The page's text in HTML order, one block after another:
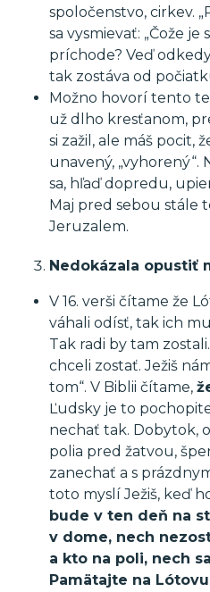
spoločenstvo, cirkev.
sa vysmievať: „Čože je
príchode? Veď
tak zostáva od
Možno hovorí tento
už dlho kresťanom,
si zažil, ale máš pocit,
unavený, „vyhorený“.
sa, hľaď dopredu,
Maj pred sebou stále
Jeruzalem.
Nedokázala opustiť
V 16. verši čítame že
váhali odísť, tak ich
Tak radi by tam
chceli zostať. Ježiš
tom“. V Biblii čítame,
Ľudsky je to
nechať tak. Dobytok,
polia pred žatvou,
zanechať a s
toto myslí Ježiš, keď
bude v ten deň na
v dome, nech
a kto na poli, nech
Pamätajte na